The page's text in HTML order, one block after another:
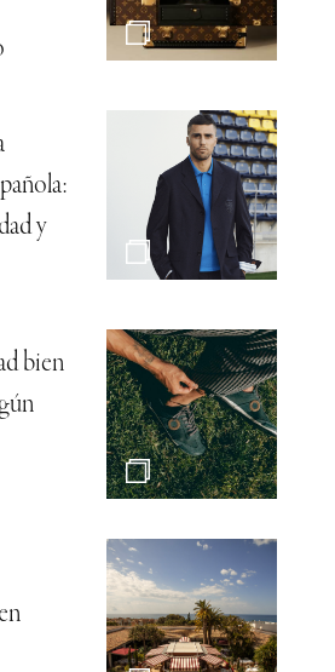
y
bien